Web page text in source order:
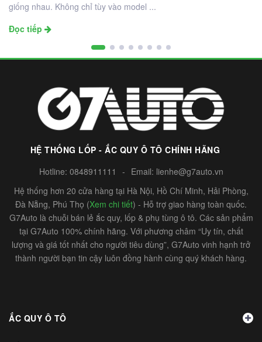
giống nhau. Không chỉ tùy vào model ...
Đọc tiếp
HỆ THỐNG LỐP - ẮC QUY Ô TÔ CHÍNH HÃNG
Hotline: 0848911111 - Email: lienhe@g7auto.vn
Hệ thống hơn 20 cửa hàng tại Hà Nội, Hồ Chí Minh, Hải Phòng,
Đà Nẵng, Phú Thọ (Xem chi tiết) - Hỗ trợ giao hàng toàn quốc.
G7Auto là chuỗi bán lẻ ắc quy, lốp & phụ tùng ô tô. Các sản phẩm
tại G7Auto 100% chính hãng. Với phương châm “Uy tín, chất
lượng và giá tốt nhất cho người tiêu dùng”, G7Auto vinh hạnh trở
thành người bạn tin cậy luôn đồng hành cùng quý khách hàng.
ẮC QUY Ô TÔ